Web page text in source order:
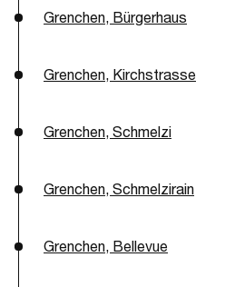
Grenchen, Bürgerhaus
Grenchen, Kirchstrasse
Grenchen, Schmelzi
Grenchen, Schmelzirain
Grenchen, Bellevue